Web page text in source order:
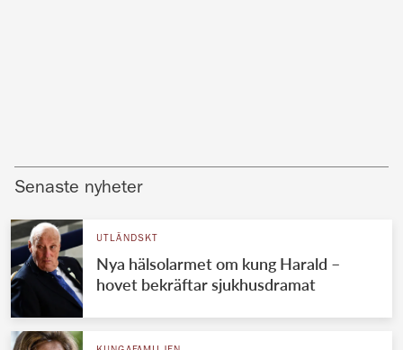
Senaste nyheter
UTLÄNDSKT
Nya hälsolarmet om kung Harald –
hovet bekräftar sjukhusdramat